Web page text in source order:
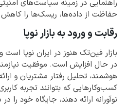
راهنمایی در زمینه سیاست‌های
حفاظت از داده‌ها، ریسک‌ها را
رقابت و ورود به بازار نوپا
بازار فین‌تک هنوز در ایران نوپا
در حال افزایش است. موفقیت نیازمند
هوشمند، تحلیل رفتار مشتریان و
کسب‌وکارهایی که بتوانند تجربه
نوآورانه ارائه دهند، جایگاه خود را